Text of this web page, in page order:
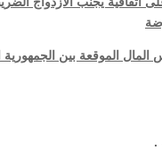
الموقعة بين الجمهورية
.